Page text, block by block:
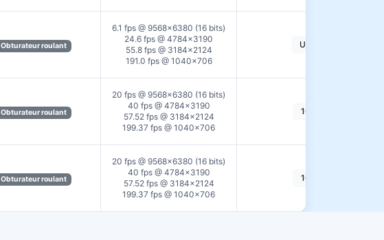
Obturateur roulant
6.1 fps @ 9568×6380 (16 bits)
24.6 fps @ 4784×3190
55.8 fps @ 3184×2124
191.0 fps @ 1040×706
USB3.0
Obturateur roulant
20 fps @ 9568×6380 (16 bits)
40 fps @ 4784×3190
57.52 fps @ 3184×2124
199.37 fps @ 1040×706
10GigE
Obturateur roulant
20 fps @ 9568×6380 (16 bits)
40 fps @ 4784×3190
57.52 fps @ 3184×2124
199.37 fps @ 1040×706
10GigE